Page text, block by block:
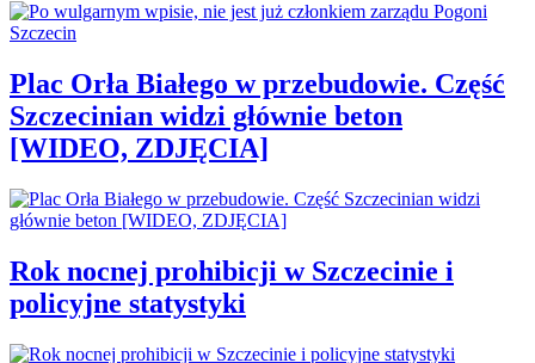
Plac Orła Białego w przebudowie. Część
Szczecinian widzi głównie beton
[WIDEO, ZDJĘCIA]
Rok nocnej prohibicji w Szczecinie i
policyjne statystyki